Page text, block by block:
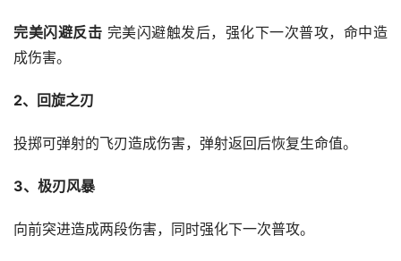
完美闪避反击 完美闪避触发后，强化下一次普攻，命中造
成伤害。
2、回旋之刃
投掷可弹射的飞刃造成伤害，弹射返回后恢复生命值。
3、极刃风暴
向前突进造成两段伤害，同时强化下一次普攻。